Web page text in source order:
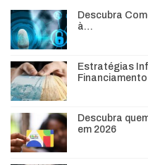
Descubra
à…
Estratégias
Descubra
em 2026